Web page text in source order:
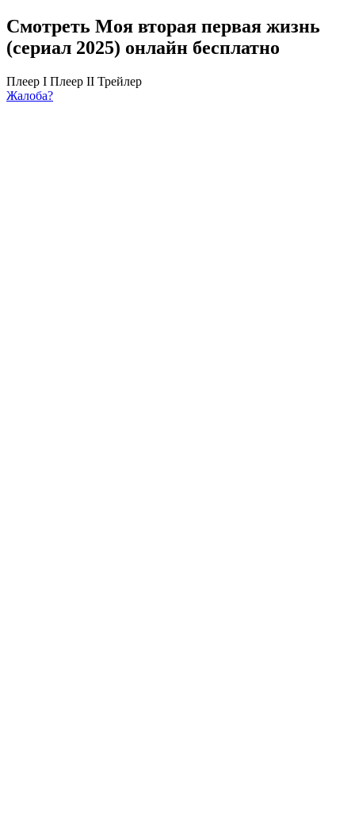
Смотреть Моя вторая первая жизнь
(сериал 2025) онлайн бесплатно
Плеер I Плеер II Трейлер
Жалоба?